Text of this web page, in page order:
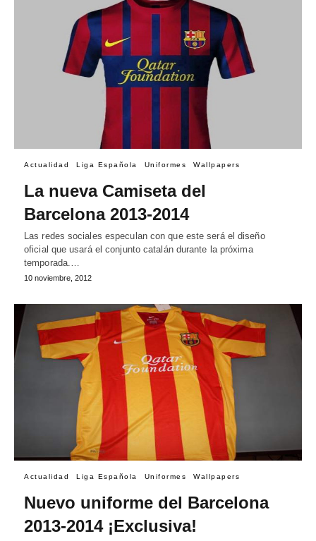
Actualidad Liga Española Uniformes Wallpapers
La nueva Camiseta del
Barcelona 2013-2014
Las redes sociales especulan con que este será el diseño
oficial que usará el conjunto catalán durante la próxima
temporada.…
10 noviembre, 2012
Actualidad Liga Española Uniformes Wallpapers
Nuevo uniforme del Barcelona
2013-2014 ¡Exclusiva!